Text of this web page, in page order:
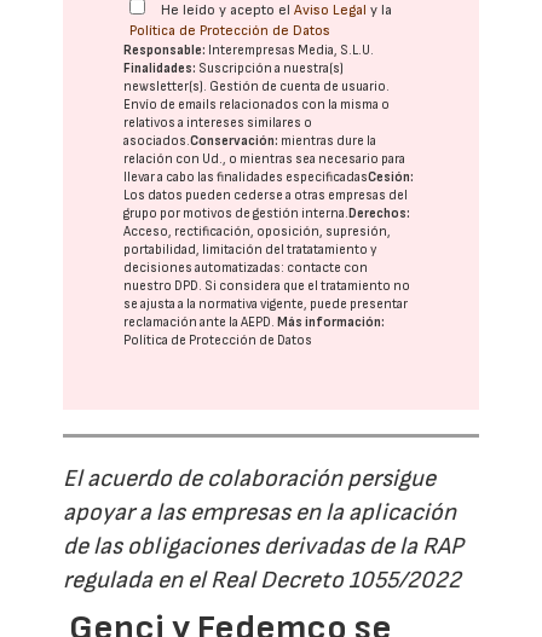
He leído y acepto elAviso Legal y la
Política de Protección de Datos
Responsable: Interempresas Media, S.L.U.
Finalidades: Suscripción a nuestra(s)
newsletter(s). Gestión de cuenta de usuario.
Envío de emails relacionados con la misma o
relativos a intereses similares o
asociados.Conservación: mientras dure la
relación con Ud., o mientras sea necesario para
llevar a cabo las finalidades especificadasCesión:
Los datos pueden cederse a otras empresas del
grupo por motivos de gestión interna. Derechos:
Acceso, rectificación, oposición, supresión,
portabilidad, limitación del tratatamiento y
decisiones automatizadas: contacte con
nuestro DPD. Si considera que el tratamiento no
se ajusta a la normativa vigente, puede presentar
reclamación ante laAEPD. Más información:
Política de Protección de Datos
El acuerdo de colaboración persigue
apoyar a las empresas en la aplicación
de las obligaciones derivadas de la RAP
regulada en el Real Decreto 1055/2022